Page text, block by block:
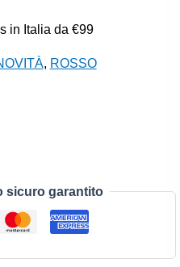
in Italia da €99
, ROSSO
sicuro garantito